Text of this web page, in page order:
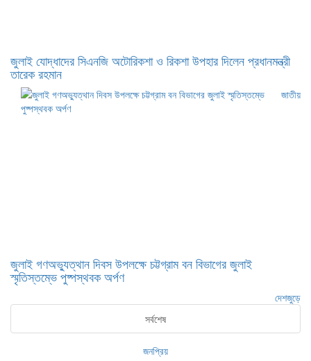
জুলাই যোদ্ধাদের সিএনজি অটোরিকশা ও রিকশা উপহার দিলেন প্রধানমন্ত্রী
তারেক রহমান
জাতীয়
জুলাই গণঅভ্যুত্থান দিবস উপলক্ষে চট্টগ্রাম বন বিভাগের জুলাই
স্মৃতিস্তম্ভে পুষ্পস্থবক অর্পণ
দেশজুড়ে
সর্বশেষ
জনপ্রিয়